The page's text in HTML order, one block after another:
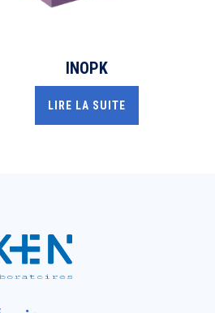
INOPK
LIRE LA SUITE